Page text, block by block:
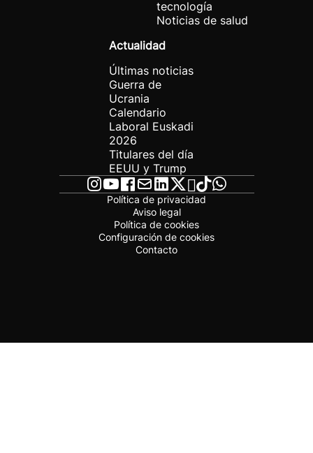
tecnología
Noticias de salud
Actualidad
Últimas noticias
Guerra de
Ucrania
Calendario
Laboral Euskadi
2026
Titulares del día
EEUU y Trump
Política de privacidad
Aviso legal
Política de cookies
Configuración de cookies
Contacto